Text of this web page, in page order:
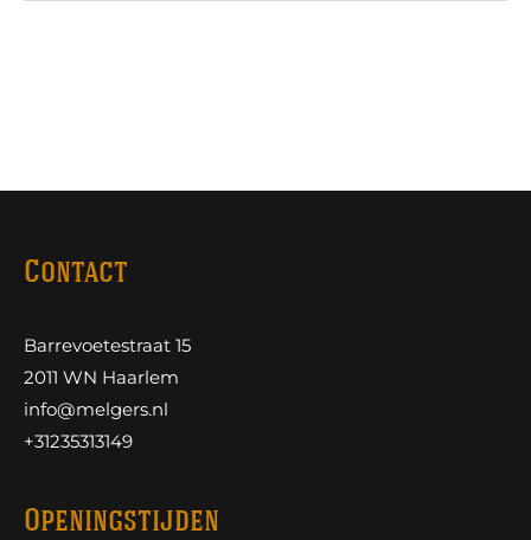
Contact
Barrevoetestraat 15
2011 WN Haarlem
info@melgers.nl
+31235313149
Openingstijden